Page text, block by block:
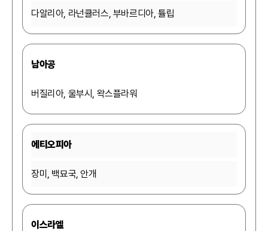
다알리아, 라넌큘러스, 부바르디아, 튤립
남아공
버질리아, 울부시, 왁스플라워
에티오피아
장미, 백묘국, 안개
이스라엘